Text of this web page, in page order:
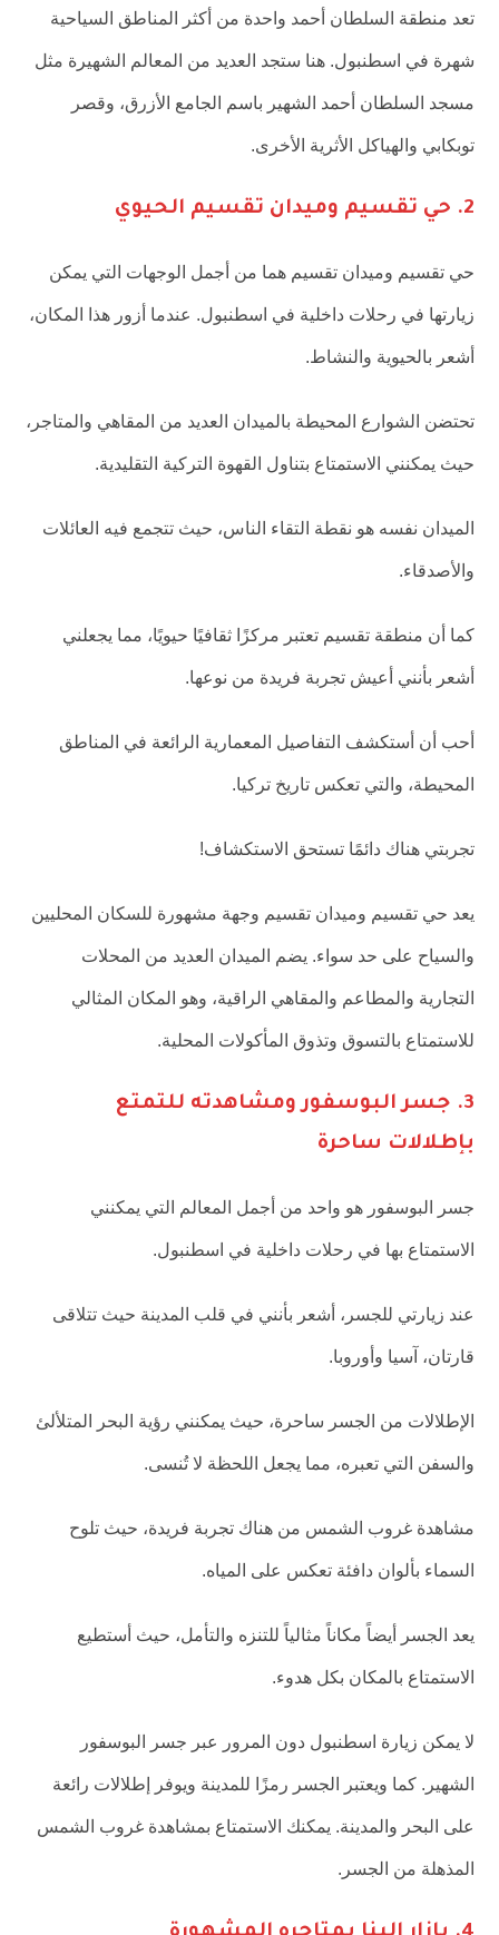
تعد منطقة السلطان أحمد واحدة من أكثر المناطق السياحية
شهرة في اسطنبول. هنا ستجد العديد من المعالم الشهيرة مثل
مسجد السلطان أحمد الشهير باسم الجامع الأزرق، وقصر
توبكابي والهياكل الأثرية الأخرى.
2. حي تقسيم وميدان تقسيم الحيوي
حي تقسيم وميدان تقسيم هما من أجمل الوجهات التي يمكن
زيارتها في رحلات داخلية في اسطنبول. عندما أزور هذا المكان،
أشعر بالحيوية والنشاط.
تحتضن الشوارع المحيطة بالميدان العديد من المقاهي والمتاجر،
حيث يمكنني الاستمتاع بتناول القهوة التركية التقليدية.
الميدان نفسه هو نقطة التقاء الناس، حيث تتجمع فيه العائلات
والأصدقاء.
كما أن منطقة تقسيم تعتبر مركزًا ثقافيًا حيويًا، مما يجعلني
أشعر بأنني أعيش تجربة فريدة من نوعها.
أحب أن أستكشف التفاصيل المعمارية الرائعة في المناطق
المحيطة، والتي تعكس تاريخ تركيا.
تجربتي هناك دائمًا تستحق الاستكشاف!
يعد حي تقسيم وميدان تقسيم وجهة مشهورة للسكان المحليين
والسياح على حد سواء. يضم الميدان العديد من المحلات
التجارية والمطاعم والمقاهي الراقية، وهو المكان المثالي
للاستمتاع بالتسوق وتذوق المأكولات المحلية.
3. جسر البوسفور ومشاهدته للتمتع
بإطلالات ساحرة
جسر البوسفور هو واحد من أجمل المعالم التي يمكنني
الاستمتاع بها في رحلات داخلية في اسطنبول.
عند زيارتي للجسر، أشعر بأنني في قلب المدينة حيث تتلاقى
قارتان، آسيا وأوروبا.
الإطلالات من الجسر ساحرة، حيث يمكنني رؤية البحر المتلألئ
والسفن التي تعبره، مما يجعل اللحظة لا تُنسى.
مشاهدة غروب الشمس من هناك تجربة فريدة، حيث تلوح
السماء بألوان دافئة تعكس على المياه.
يعد الجسر أيضاً مكاناً مثالياً للتنزه والتأمل، حيث أستطيع
الاستمتاع بالمكان بكل هدوء.
لا يمكن زيارة اسطنبول دون المرور عبر جسر البوسفور
الشهير. كما ويعتبر الجسر رمزًا للمدينة ويوفر إطلالات رائعة
على البحر والمدينة. يمكنك الاستمتاع بمشاهدة غروب الشمس
المذهلة من الجسر.